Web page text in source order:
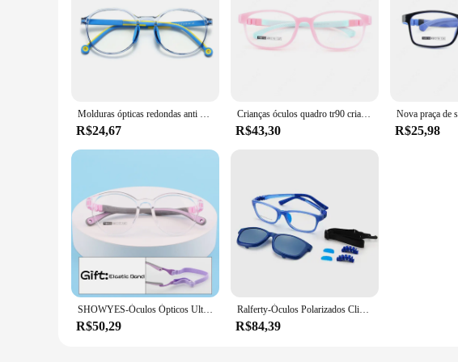
Molduras ópticas redondas anti azuis para crianças, óculos de computador, moda estudantil, tr90, 49529
R$24,67
Crianças óculos quadro tr90 crianças inquebrável seguro ultra leve meninos meninas óculos ópticos flexibl silicone quadro tendência
R$43,30 R$25,98
SHOWYES-Óculos Ópticos Ultraleves para Crianças, Moldura Destacável, Moldura Flexível, Espetáculo Criança, Quadros TR90
R$50,29
Ralferty-Óculos Polarizados Clipes em Óculos para Crianças, Miopia Eyewear Frame, Óculos Prescrição, Frame Óptico, 0 Dioptrias, 2 em 1
R$84,39